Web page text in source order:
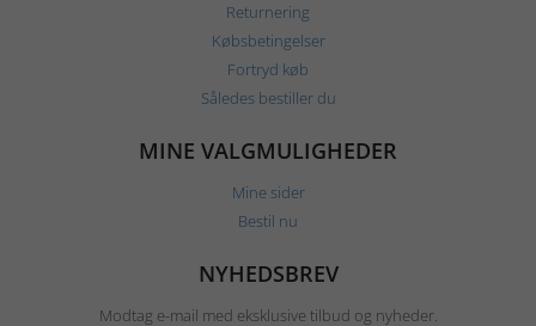
Returnering
Købsbetingelser
Fortryd køb
Således bestiller du
MINE VALGMULIGHEDER
Mine sider
Bestil nu
NYHEDSBREV
Modtag e-mail med eksklusive tilbud og nyheder.